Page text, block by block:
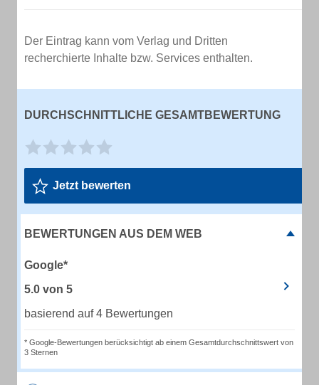
Der Eintrag kann vom Verlag und Dritten
recherchierte Inhalte bzw. Services enthalten.
DURCHSCHNITTLICHE GESAMTBEWERTUNG
Jetzt bewerten
BEWERTUNGEN AUS DEM WEB
Google*
5.0 von 5
basierend auf 4 Bewertungen
* Google-Bewertungen berücksichtigt ab einem Gesamtdurchschnittswert von
3 Sternen